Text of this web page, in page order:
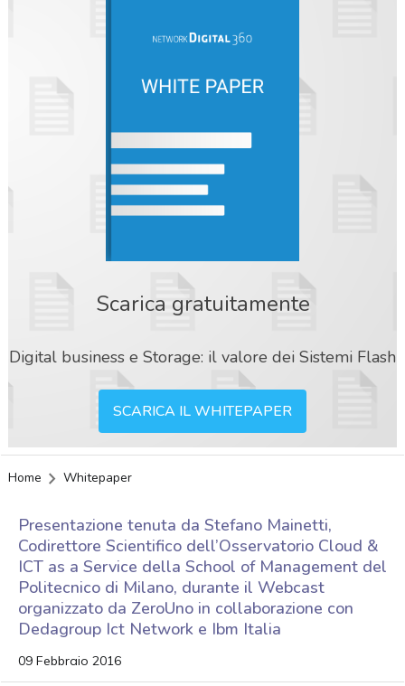
Scarica gratuitamente
Digital business e Storage: il valore dei Sistemi Flash
SCARICA IL WHITEPAPER
Home Whitepaper
Presentazione tenuta da Stefano Mainetti,
Codirettore Scientifico dell’Osservatorio Cloud &
ICT as a Service della School of Management del
Politecnico di Milano, durante il Webcast
organizzato da ZeroUno in collaborazione con
Dedagroup Ict Network e Ibm Italia
09 Febbraio 2016